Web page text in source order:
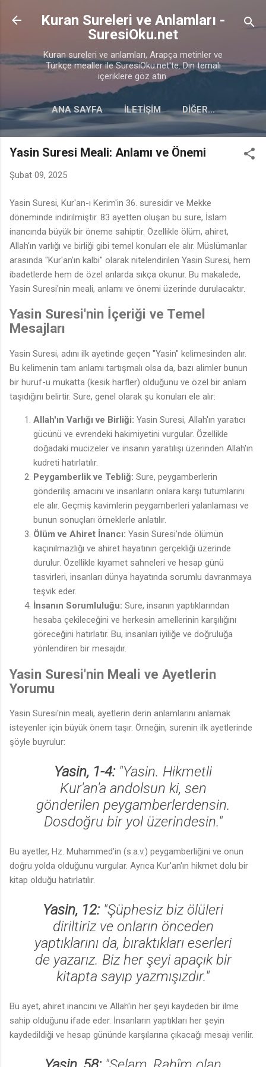
Ana içeriğe atla
Kuran Sureleri ve Anlamları -
SuresiOku.net
Kuran sureleri ve anlamları, Arapça metinler ve
Türkçe mealler ile SuresiOku.net'te. Din temalı
içeriklere göz atın.
ANA SAYFA İLETIŞIM DIĞER…
GIZLILIK POLITIKASI
Yasin Suresi Meali: Anlamı ve Önemi
Şubat 09, 2025
Yasin Suresi, Kur'an-ı Kerim'in 36. suresidir ve Mekke
döneminde indirilmiştir. 83 ayetten oluşan bu sure, İslam
inancında büyük bir öneme sahiptir. Özellikle ölüm, ahiret,
Allah'ın varlığı ve birliği gibi temel konuları ele alır. Müslümanlar
arasında "Kur'an'ın kalbi" olarak nitelendirilen Yasin Suresi, hem
ibadetlerde hem de özel anlarda sıkça okunur. Bu makalede,
Yasin Suresi'nin meali, anlamı ve önemi üzerinde durulacaktır.
Yasin Suresi'nin İçeriği ve Temel
Mesajları
Yasin Suresi, adını ilk ayetinde geçen "Yasin" kelimesinden alır.
Bu kelimenin tam anlamı tartışmalı olsa da, bazı alimler bunun
bir huruf-u mukatta (kesik harfler) olduğunu ve özel bir anlam
taşıdığını belirtir. Sure, genel olarak şu konuları ele alır:
Allah'ın Varlığı ve Birliği: Yasin Suresi, Allah'ın yaratıcı
gücünü ve evrendeki hakimiyetini vurgular. Özellikle
doğadaki mucizeler ve insanın yaratılışı üzerinden Allah'ın
kudreti hatırlatılır.
Peygamberlik ve Tebliğ: Sure, peygamberlerin
gönderiliş amacını ve insanların onlara karşı tutumlarını
ele alır. Geçmiş kavimlerin peygamberleri yalanlaması ve
bunun sonuçları örneklerle anlatılır.
Ölüm ve Ahiret İnancı: Yasin Suresi'nde ölümün
kaçınılmazlığı ve ahiret hayatının gerçekliği üzerinde
durulur. Özellikle kıyamet sahneleri ve hesap günü
tasvirleri, insanları dünya hayatında sorumlu davranmaya
teşvik eder.
İnsanın Sorumluluğu: Sure, insanın yaptıklarından
hesaba çekileceğini ve herkesin amellerinin karşılığını
göreceğini hatırlatır. Bu, insanları iyiliğe ve doğruluğa
yönlendiren bir mesajdır.
Yasin Suresi'nin Meali ve Ayetlerin
Yorumu
Yasin Suresi'nin meali, ayetlerin derin anlamlarını anlamak
isteyenler için büyük önem taşır. Örneğin, surenin ilk ayetlerinde
şöyle buyrulur:
Yasin, 1-4:"Yasin. Hikmetli
Kur'an'a andolsun ki, sen
gönderilen peygamberlerdensin.
Dosdoğru bir yol üzerindesin."
Bu ayetler, Hz. Muhammed'in (s.a.v.) peygamberliğini ve onun
doğru yolda olduğunu vurgular. Ayrıca Kur'an'ın hikmet dolu bir
kitap olduğu hatırlatılır.
Yasin, 12:"Şüphesiz biz ölüleri
diriltiriz ve onların önceden
yaptıklarını da, bıraktıkları eserleri
de yazarız. Biz her şeyi apaçık bir
kitapta sayıp yazmışızdır."
Bu ayet, ahiret inancını ve Allah'ın her şeyi kaydeden bir ilme
sahip olduğunu ifade eder. İnsanların yaptıkları her şeyin
kaydedildiği ve hesap gününde karşılarına çıkacağı mesajı verilir.